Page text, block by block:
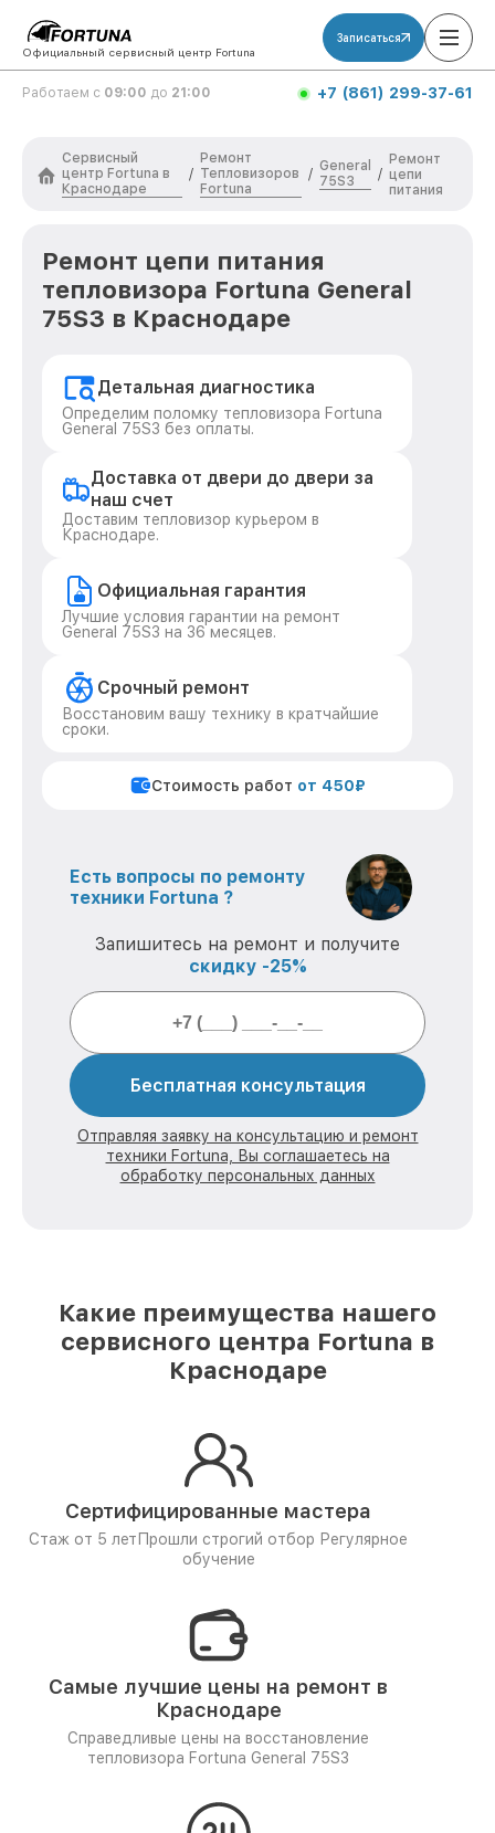
Официальный сервисный центр Fortuna
Записаться
Работаем с 09:00 до 21:00 +7 (861) 299-37-61
Сервисный
центр Fortuna в
Краснодаре
/
Ремонт
Тепловизоров
Fortuna
/
General
75S3
/
Ремонт
цепи
питания
Ремонт цепи питания
тепловизора Fortuna General
75S3 в Краснодаре
Детальная диагностика
Определим поломку тепловизора Fortuna
General 75S3 без оплаты.
Доставка от двери до двери за
наш счет
Доставим тепловизор курьером в
Краснодаре.
Официальная гарантия
Лучшие условия гарантии на ремонт
General 75S3 на 36 месяцев.
Срочный ремонт
Восстановим вашу технику в кратчайшие
сроки.
Стоимость работ от 450₽
Есть вопросы по ремонту
техники Fortuna ?
Запишитесь на ремонт и получите
скидку -25%
Бесплатная консультация
Отправляя заявку на консультацию и ремонт
техники Fortuna, Вы соглашаетесь на
обработку персональных данных
Какие преимущества нашего
сервисного центра Fortuna в
Краснодаре
Сертифицированные мастера
Стаж от 5 лет Прошли строгий отбор Регулярное
обучение
Самые лучшие цены на ремонт в
Краснодаре
Справедливые цены на восстановление
тепловизора Fortuna General 75S3